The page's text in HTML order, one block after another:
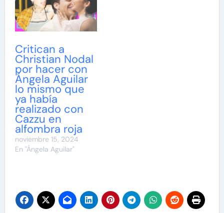
Critican a
Christian Nodal
por hacer con
Ángela Aguilar
lo mismo que
ya había
realizado con
Cazzu en
alfombra roja
noviembre 15, 2024
En "Ángela Aguilar"